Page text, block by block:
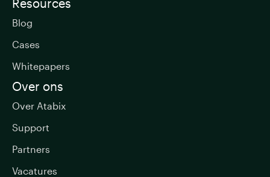
Resources
Blog
Cases
Whitepapers
Over ons
Over Atabix
Support
Partners
Vacatures